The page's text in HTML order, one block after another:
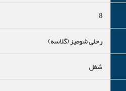
8
رحلی شومیز (گلاسه)
شغل